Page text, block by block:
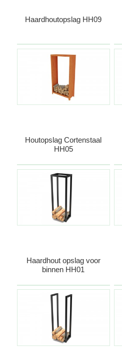
Haardhoutopslag HH09
Houtopslag Cortenstaal
HH05
Haardhout opslag voor
binnen HH01